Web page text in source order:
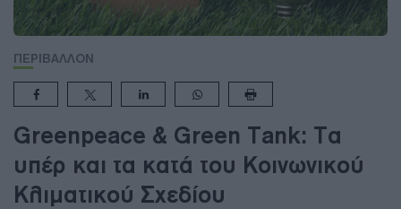
ΠΕΡΙΒΑΛΛΟΝ
Greenpeace & Green Tank: Τα
υπέρ και τα κατά του Κοινωνικού
Κλιματικού Σχεδίου